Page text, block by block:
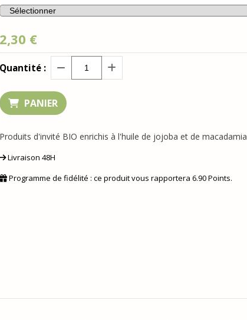
2,30 €
Quantité :
PANIER
Produits d'invité BIO enrichis à l'huile de jojoba et de macadamia
Livraison 48H
Programme de fidélité : ce produit vous rapportera 6.90Points.